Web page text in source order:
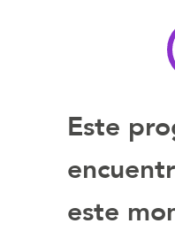
Este
este